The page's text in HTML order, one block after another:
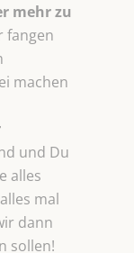
mehr zu
fangen
machen
und Du
alles
mal
dann
sollen!